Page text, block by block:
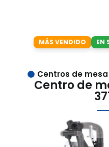
MÁS VENDIDO EN
Centros de
Centro de